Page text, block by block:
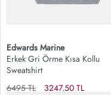
Edwards Marine
Erkek Gri Örme Kısa Kollu
Sweatshirt
6495 TL
3247.50 TL